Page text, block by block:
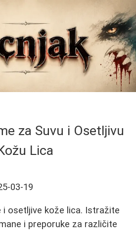
za Suvu i Osetljivu
Lica
03-19
i osetljive kože lica. Istražite
i preporuke za različite